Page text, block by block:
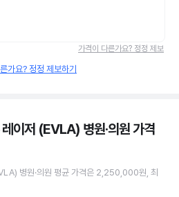
가격이 다른가요? 정정 제보
가요? 정정 제보하기
이저 (EVLA) 병원·의원가격
병원·의원 평균 가격은 2,250,000원 , 최